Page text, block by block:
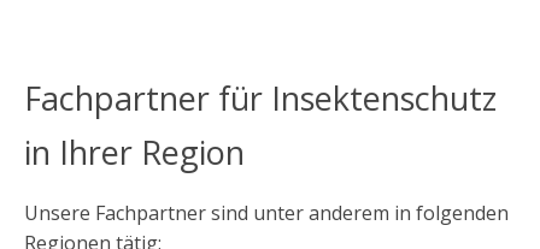
Fachpartner für Insektenschutz
in Ihrer Region
Unsere Fachpartner sind unter anderem in folgenden
Regionen tätig: